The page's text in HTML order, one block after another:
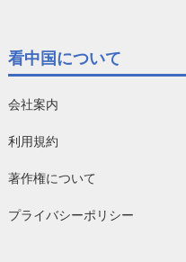
看中国について
会社案内
利用規約
著作権について
プライバシーポリシー